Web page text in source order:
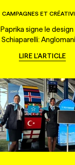
CAMPAGNES ET
Paprika signe le design
Schiaparelli:
LIRE L'ARTICLE